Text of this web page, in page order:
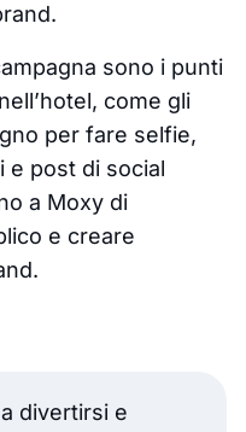
sono i punti
come gli
per fare selfie,
e post di social
a Moxy di
e creare
divertirsi e